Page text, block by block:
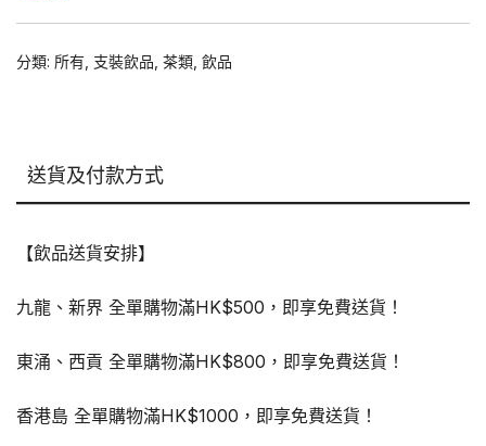
$120.00.$90.00.
分類: 所有 支裝飲品 茶類 飲品
送貨及付款方式
【飲品送貨安排】
九龍、新界 全單購物滿HK$500，即享免費送貨！
東涌、西貢 全單購物滿HK$800，即享免費送貨！
香港島 全單購物滿HK$1000，即享免費送貨！